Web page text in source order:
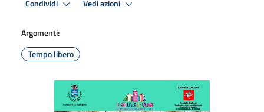
Condividi Vedi azioni
Argomenti:
Tempo libero